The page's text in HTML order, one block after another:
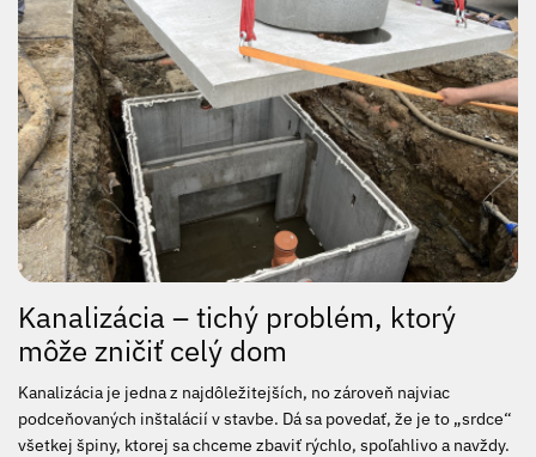
Kanalizácia – tichý problém, ktorý
môže zničiť celý dom
Kanalizácia je jedna z najdôležitejších, no zároveň najviac
podceňovaných inštalácií v stavbe. Dá sa povedať, že je to „srdce“
všetkej špiny, ktorej sa chceme zbaviť rýchlo, spoľahlivo a navždy.